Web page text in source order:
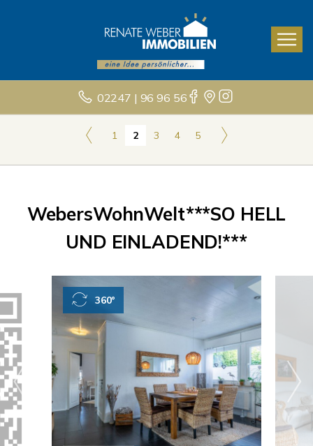
02247 | 96 96 56
1 2 3 4 5
WebersWohnWelt***SO HELL
UND EINLADEND!***
360°